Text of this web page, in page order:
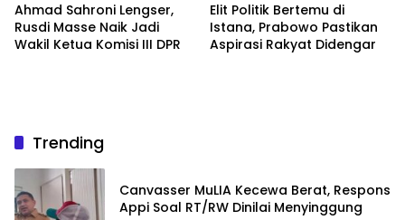
Ahmad Sahroni Lengser,
Rusdi Masse Naik Jadi
Wakil Ketua Komisi III DPR
Elit Politik Bertemu di
Istana, Prabowo Pastikan
Aspirasi Rakyat Didengar
Trending
Canvasser MuLIA Kecewa Berat, Respons
Appi Soal RT/RW Dinilai Menyinggung